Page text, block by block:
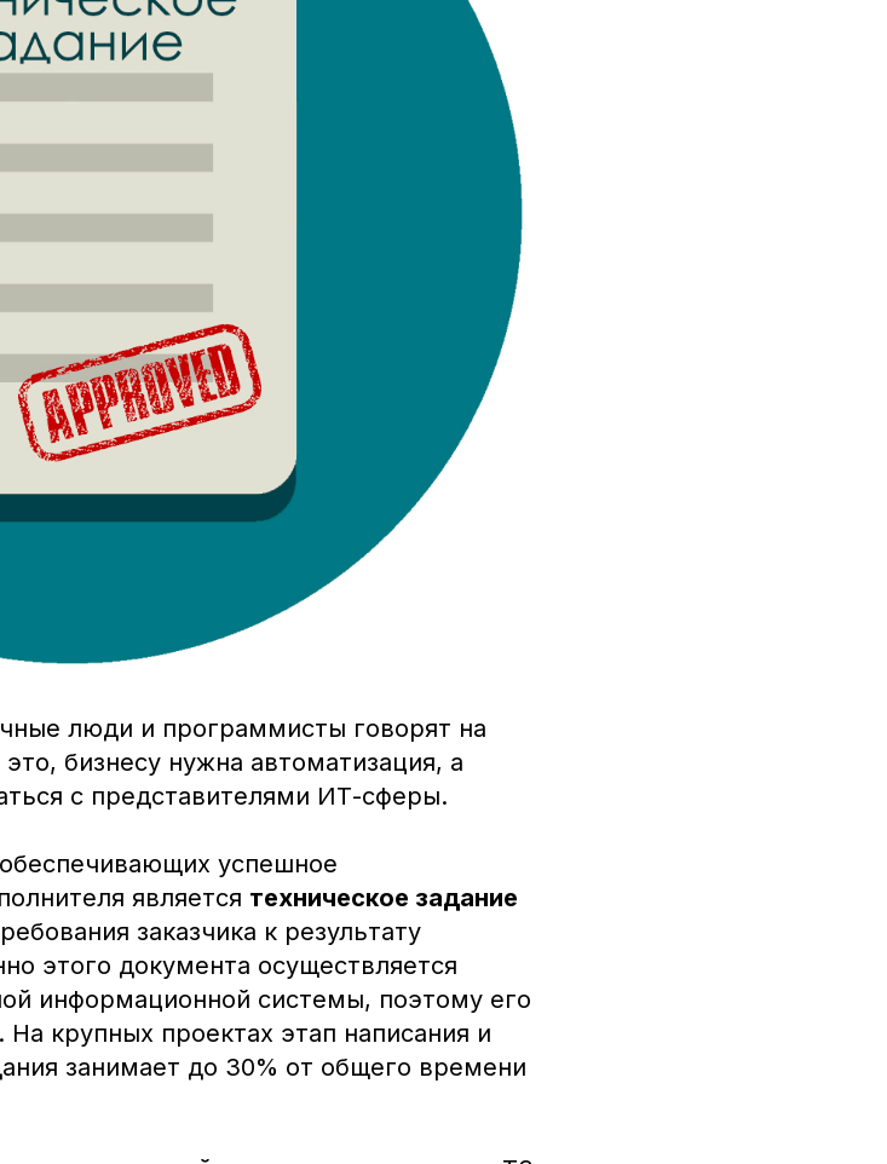
люди и программисты говорят на
бизнесу нужна автоматизация, а
с представителями ИТ-сферы.
успешное
является техническое задание
заказчика к результату
этого документа осуществляется
информационной системы, поэтому его
крупных проектах этап написания и
занимает до 30% от общего времени